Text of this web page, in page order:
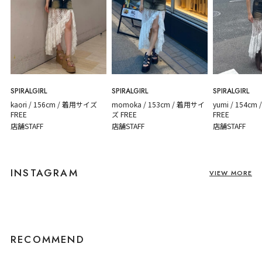
SPIRALGIRL
kaori / 156cm / 着用サイズ
FREE
店舗STAFF
SPIRALGIRL
momoka / 153cm / 着用サイ
ズ FREE
店舗STAFF
SPIRALGIRL
yumi / 154cm
FREE
店舗STAFF
INSTAGRAM VIEW MORE
RECOMMEND